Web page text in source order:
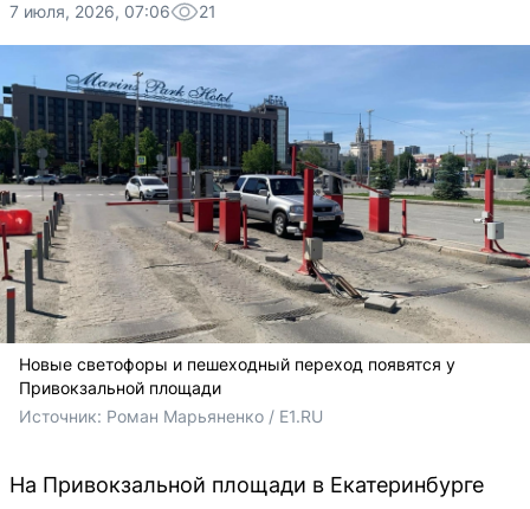
7 июля, 2026, 07:06 21
Новые светофоры и пешеходный переход появятся у
Привокзальной площади
Источник: Роман Марьяненко / E1.RU
На Привокзальной площади в Екатеринбурге